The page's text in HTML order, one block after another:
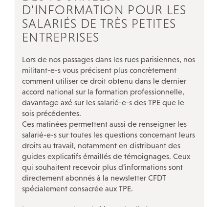
L’inspection du travail
Les services de santé au travail
La Bourse du travail
Notre réseau social
D’INFORMATION POUR LES
SALARIÉS DE TRÈS PETITES
ENTREPRISES
Lors de nos passages dans les rues parisiennes, nos
militant-e-s vous précisent plus concrètement
comment utiliser ce droit obtenu dans le dernier
accord national sur la formation professionnelle,
davantage axé sur les salarié-e-s des TPE que le
sois précédentes.
Ces matinées permettent aussi de renseigner les
salarié-e-s sur toutes les questions concernant leurs
droits au travail, notamment en distribuant des
guides explicatifs émaillés de témoignages. Ceux
qui souhaitent recevoir plus d’informations sont
directement abonnés à la newsletter CFDT
spécialement consacrée aux TPE.